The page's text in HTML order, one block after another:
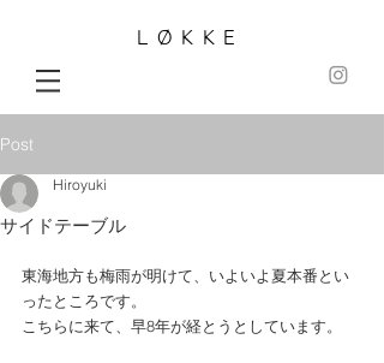
LØKKE
Post
サイドテーブル
Hiroyuki
東海地方も梅雨が明けて、いよいよ夏本番とい
ったところです。
こちらに来て、早8年が経とうとしています。